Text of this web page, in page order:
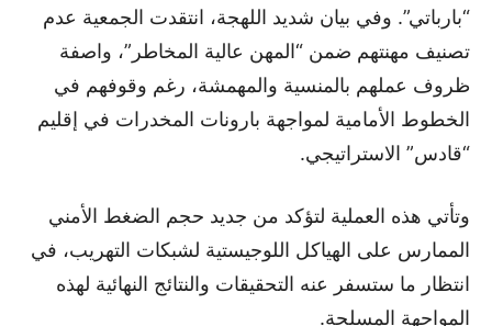
“بارباتي”. وفي بيان شديد اللهجة، انتقدت الجمعية عدم
تصنيف مهنتهم ضمن “المهن عالية المخاطر”، واصفة
ظروف عملهم بالمنسية والمهمشة، رغم وقوفهم في
الخطوط الأمامية لمواجهة بارونات المخدرات في إقليم
“قادس” الاستراتيجي.
وتأتي هذه العملية لتؤكد من جديد حجم الضغط الأمني
الممارس على الهياكل اللوجيستية لشبكات التهريب، في
انتظار ما ستسفر عنه التحقيقات والنتائج النهائية لهذه
المواجهة المسلحة.